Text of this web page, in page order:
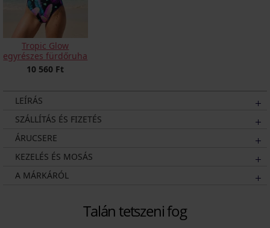
Tropic Glow
egyrészes fürdőruha
10 560 Ft
LEÍRÁS
SZÁLLÍTÁS ÉS FIZETÉS
ÁRUCSERE
KEZELÉS ÉS MOSÁS
A MÁRKÁRÓL
Talán tetszeni fog